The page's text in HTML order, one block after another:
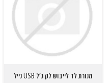
מנורת לד לייבוש לק ג'ל USB נייל